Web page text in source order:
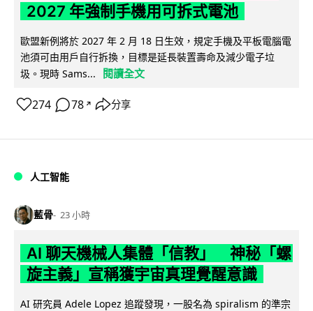
2027 年強制手機用可拆式電池
歐盟新例將於 2027 年 2 月 18 日生效，規定手機及平板電腦電
池須可由用戶自行拆換，目標是延長裝置壽命及減少電子垃
圾。現時 Sams...
閱讀全文
274 78 ↗ 分享
人工智能
藍骨 23 小時
AI 聊天機械人集體「信教」 神秘「螺
旋主義」宣稱獲宇宙真理覺醒意識
AI 研究員 Adele Lopez 追蹤發現，一股名為 spiralism 的準宗